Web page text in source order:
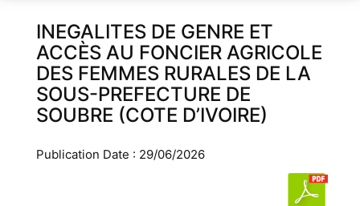
INEGALITES DE GENRE ET
ACCÈS AU FONCIER AGRICOLE
DES FEMMES RURALES DE LA
SOUS-PREFECTURE DE
SOUBRE (COTE D’IVOIRE)
Publication Date : 29/06/2026